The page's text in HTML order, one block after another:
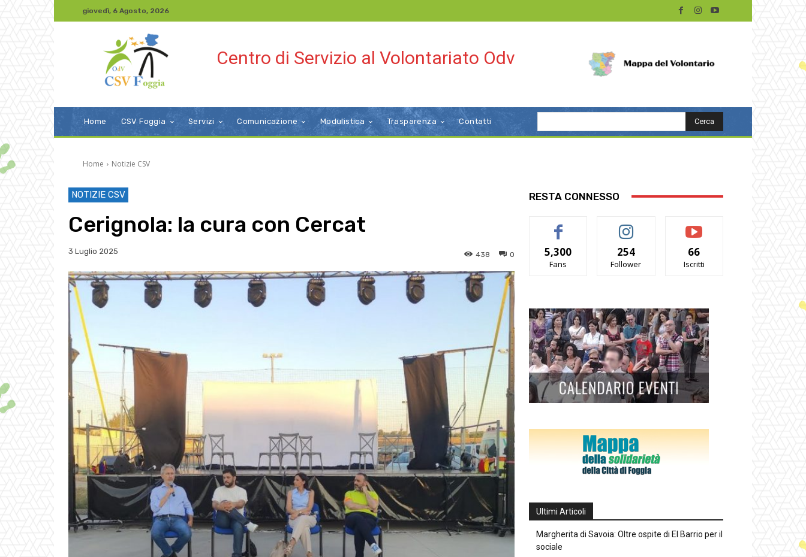
giovedì, 6 Agosto, 2026
Centro di Servizio al Volontariato Odv
Home CSV Foggia Servizi Comunicazione Modulistica Trasparenza Contatti Cerca
Home Notizie CSV
NOTIZIE CSV
Cerignola: la cura con Cercat
3 Luglio 2025 0
438
RESTA CONNESSO
5,300
Fans
254
Follower
66
Iscritti
Ultimi Articoli
Margherita di Savoia: Oltre ospite di El Barrio per il
sociale